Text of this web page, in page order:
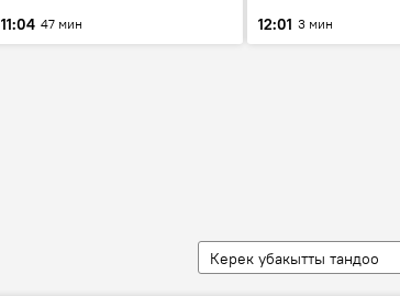
этапка жетти?
11:04 47 мин
12:01 3 мин
Керек убакытты тандоо